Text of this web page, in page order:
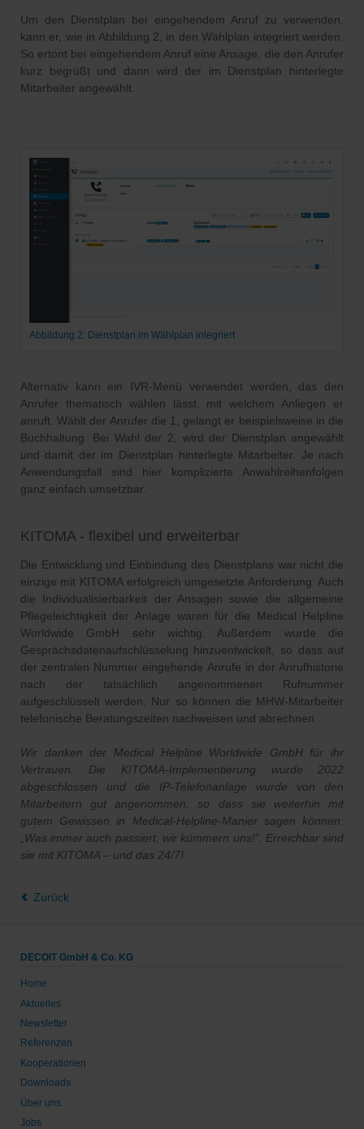
Um den Dienstplan bei eingehendem Anruf zu verwenden,
kann er, wie in Abbildung 2, in den Wählplan integriert werden.
So ertönt bei eingehendem Anruf eine Ansage, die den Anrufer
kurz begrüßt und dann wird der im Dienstplan hinterlegte
Mitarbeiter angewählt.
Abbildung 2: Dienstplan im Wählplan integriert
Alternativ kann ein IVR-Menü verwendet werden, das den
Anrufer thematisch wählen lässt, mit welchem Anliegen er
anruft. Wählt der Anrufer die 1, gelangt er beispielsweise in die
Buchhaltung. Bei Wahl der 2, wird der Dienstplan angewählt
und damit der im Dienstplan hinterlegte Mitarbeiter. Je nach
Anwendungsfall sind hier komplizierte Anwahlreihenfolgen
ganz einfach umsetzbar.
KITOMA - flexibel und erweiterbar
Die Entwicklung und Einbindung des Dienstplans war nicht die
einzige mit KITOMA erfolgreich umgesetzte Anforderung. Auch
die Individualisierbarkeit der Ansagen sowie die allgemeine
Pflegeleichtigkeit der Anlage waren für die Medical Helpline
Worldwide GmbH sehr wichtig. Außerdem wurde die
Gesprächsdatenaufschlüsselung hinzuentwickelt, so dass auf
der zentralen Nummer eingehende Anrufe in der Anrufhistorie
nach der tatsächlich angenommenen Rufnummer
aufgeschlüsselt werden. Nur so können die MHW-Mitarbeiter
telefonische Beratungszeiten nachweisen und abrechnen.
Wir danken der Medical Helpline Worldwide GmbH für ihr
Vertrauen. Die KITOMA-Implementierung wurde 2022
abgeschlossen und die IP-Telefonanlage wurde von den
Mitarbeitern gut angenommen, so dass sie weiterhin mit
gutem Gewissen in Medical-Helpline-Manier sagen können:
„Was immer auch passiert, wir kümmern uns!“. Erreichbar sind
sie mit KITOMA – und das 24/7!
Zurück
DECOIT GmbH & Co. KG
Home
Aktuelles
Newsletter
Referenzen
Kooperationen
Downloads
Über uns
Jobs